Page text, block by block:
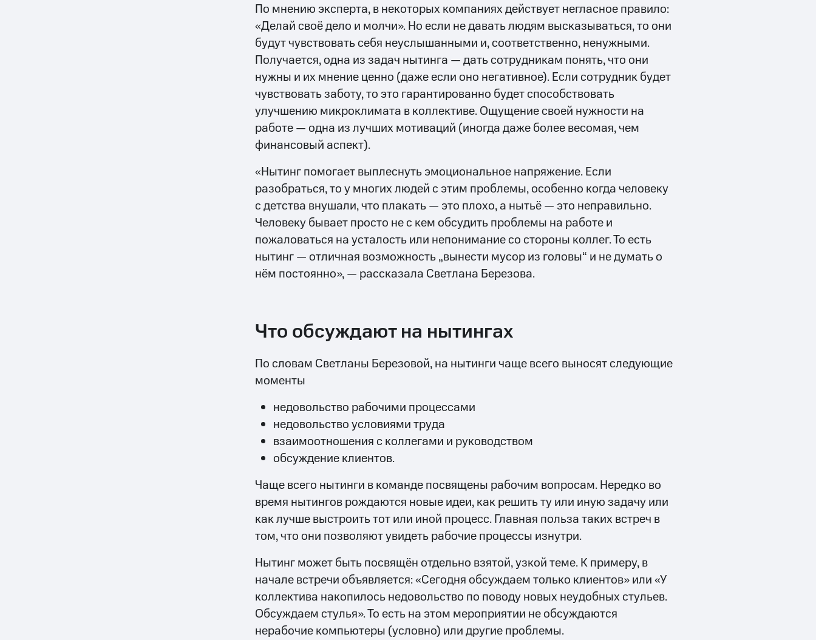
По мнению эксперта, в некоторых компаниях действует негласное правило:
«Делай своё дело и молчи». Но если не давать людям высказываться, то они
будут чувствовать себя неуслышанными и, соответственно, ненужными.
Получается, одна из задач нытинга — дать сотрудникам понять, что они
нужны и их мнение ценно (даже если оно негативное). Если сотрудник будет
чувствовать заботу, то это гарантированно будет способствовать
улучшению микроклимата в коллективе. Ощущение своей нужности на
работе — одна из лучших мотиваций (иногда даже более весомая, чем
финансовый аспект).
«Нытинг помогает выплеснуть эмоциональное напряжение. Если
разобраться, то у многих людей с этим проблемы, особенно когда человеку
с детства внушали, что плакать — это плохо, а нытьё — это неправильно.
Человеку бывает просто не с кем обсудить проблемы на работе и
пожаловаться на усталость или непонимание со стороны коллег. То есть
нытинг — отличная возможность „вынести мусор из головы“ и не думать о
нём постоянно», — рассказала Светлана Березова.
Что обсуждают на нытингах
По словам Светланы Березовой, на нытинги чаще всего выносят следующие
моменты
недовольство рабочими процессами
недовольство условиями труда
взаимоотношения с коллегами и руководством
обсуждение клиентов.
Чаще всего нытинги в команде посвящены рабочим вопросам. Нередко во
время нытингов рождаются новые идеи, как решить ту или иную задачу или
как лучше выстроить тот или иной процесс. Главная польза таких встреч в
том, что они позволяют увидеть рабочие процессы изнутри.
Нытинг может быть посвящён отдельно взятой, узкой теме. К примеру, в
начале встречи объявляется: «Сегодня обсуждаем только клиентов» или «У
коллектива накопилось недовольство по поводу новых неудобных стульев.
Обсуждаем стулья». То есть на этом мероприятии не обсуждаются
нерабочие компьютеры (условно) или другие проблемы.